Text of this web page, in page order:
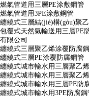
燃氣管道用三層PE涂敷鋼管
燃氣管道用3PE涂敷鋼管
纏繞式三層結(jié)構(gòu)聚
包覆式天然氣輸送用三層PE
有限公司
纏繞式三層聚乙烯涂覆防腐
纏繞式三層PE涂覆防腐鋼管
纏繞式城市輸水用三層聚乙
纏繞式城市輸水用三層聚乙
纏繞式城市輸水用三層PE防
纏繞式城市輸水用3PE防腐鋼